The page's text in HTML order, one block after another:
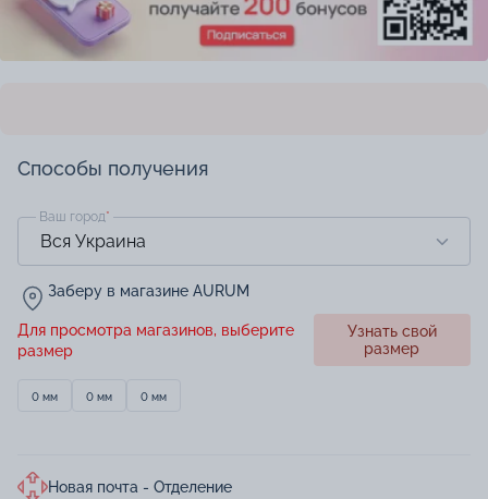
Способы получения
Ваш город*
Заберу в магазине AURUM
Для просмотра магазинов, выберите
размер
Узнать свой
размер
0 мм 0 мм 0 мм
Новая почта - Отделение